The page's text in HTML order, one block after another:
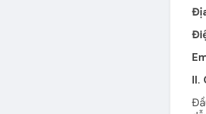
.